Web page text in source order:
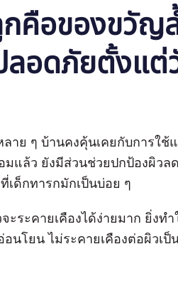
กคือของขวั
อดภัยตั้งแต่
ย ๆ บ้านคงคุ้นเคยกับการใช้
มแล้ว ยังมีส่วนช่วยปกป้องผิว
เด็กทารกมักเป็นบ่อย ๆ
ะระคายเคืองได้ง่ายมาก ยิ่งท
นโยน ไม่ระคายเคืองต่อผิวเ